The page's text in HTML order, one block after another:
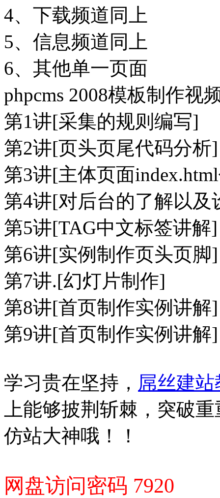
4、下载频道同上
5、信息频道同上
6、其他单一页面
phpcms 2008模板制作视
第1讲[采集的规则编写]
第2讲[页头页尾代码分析]
第3讲[主体页面
第4讲[对后台的了解以及
第5讲[TAG中文标签讲解]
第6讲[实例制作页头页脚]
第7讲.[幻灯片制作]
第8讲[首页制作实例讲解]
第9讲[首页制作实例讲解]
学习贵在坚持， 屌丝建
上能够披荆斩棘，突破
仿站大神哦！！
网盘访问密码 7920